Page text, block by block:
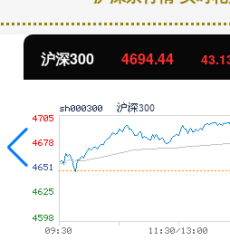
沪深300 4694.44